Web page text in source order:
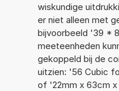
wiskundige
er niet alleen met
bijvoorbeeld '39 *
meeteenheden
gekoppeld bij de
uitzien: '56 Cubic
of '22mm x 63cm